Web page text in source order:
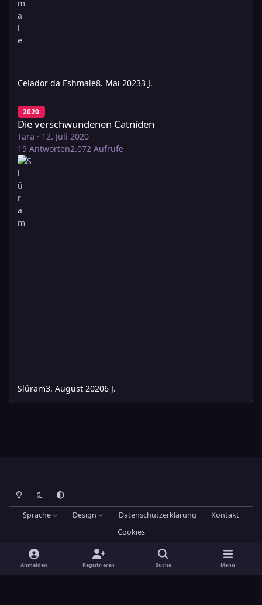
Celador da Eshmale8. Mai 20233 J.
Die verschwundenen Catniden
2020
Die verschwundenen Catniden
Tara · 12. Juli 2020
19 Antworten2.072 Aufrufe
Slüram3. August 20206 J.
Heller ModusDunkler ModusSystemeinstellung
Sprache Design Datenschutzerklärung
Kontakt
Cookies
Hans-Joachim Maier
Invision Community
Anmelden Registrieren Suche Menu